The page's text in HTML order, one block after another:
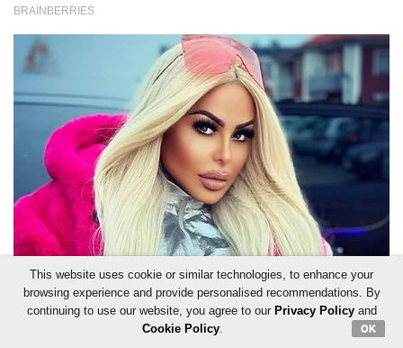
This website uses cookie or similar technologies, to enhance your
browsing experience and provide personalised recommendations. By
continuing to use our website, you agree to our Privacy Policyand
Cookie Policy. OK